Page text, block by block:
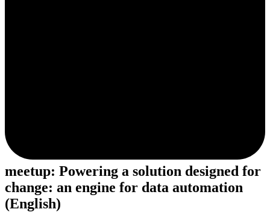
meetup: Powering a solution designed for
change: an engine for data automation
(English)